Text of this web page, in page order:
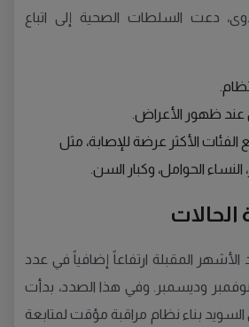
دعت السلطات الصحية إلى اتباع
عند ظهور الأعراض.
الفئات الأكثر عرضة للإصابة، مثل
الحوامل، وكبار السن.
الحالات
المقبلة ارتفاعاً إضافياً في عدد
وديسمبر. وفي هذا الصدد، بدأت
بناء نظام مراقبة مؤقت لمتابعة